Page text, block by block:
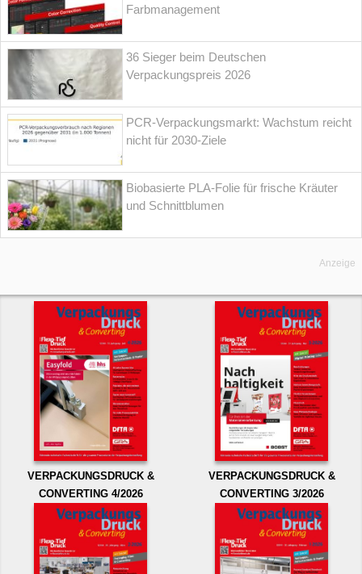
Farbmanagement
36 Sieger beim Deutschen
Verpackungspreis 2026
PCR-Verpackungsmarkt: Wachstum reicht
nicht für 2030-Ziele
Biobasierte PLA-Folie für frische Kräuter
und Schnittblumen
Anzeige
VERPACKUNGSDRUCK &
CONVERTING 4/2026
VERPACKUNGSDRUCK &
CONVERTING 3/2026